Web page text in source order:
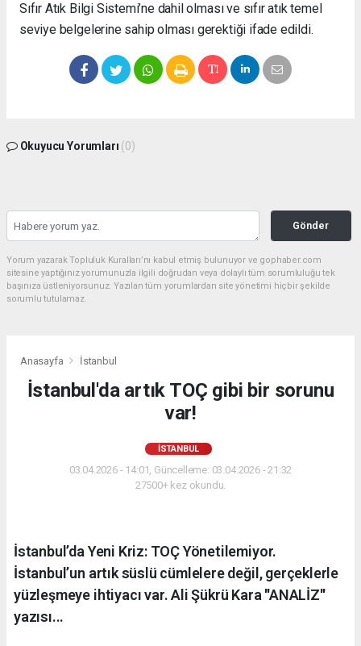
Sıfır Atık Bilgi Sistemi’ne dahil olması ve sıfır atık temel
seviye belgelerine sahip olması gerektiği ifade edildi.
escort
beylikdüzü
escort
avcılar
escort
Okuyucu Yorumları (0)
Gönder
Yorum yazarak Topluluk Kuralları’nı kabul etmiş bulunuyor ve gophaber.com
sitesine yaptığınız yorumunuzla ilgili doğrudan veya dolaylı tüm sorumluluğu tek
başınıza üstleniyorsunuz. Yazılan tüm yorumlardan site yönetimi hiçbir şekilde
sorumlu tutulamaz.
Anasayfa İstanbul
İstanbul'da artık TOÇ gibi bir sorunu
var!
İSTANBUL
03.04.2026 - 14:01, Güncelleme: 03.04.2026 - 21:32
27500+ kez okundu.
İstanbul’da Yeni Kriz: TOÇ Yönetilemiyor.
İstanbul’un artık süslü cümlelere değil, gerçeklerle
yüzleşmeye ihtiyacı var. Ali Şükrü Kara ''ANALİZ''
yazısı...